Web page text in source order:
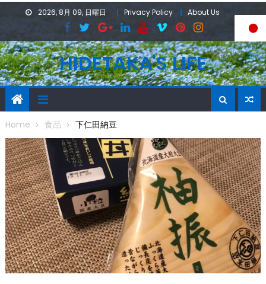
2026, 8月 09, 日曜日 Privacy Policy About Us
HIDETAKA'S LIFE
Home 食品 下仁田納豆